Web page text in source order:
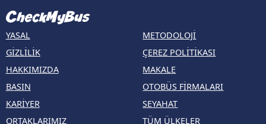
YASAL
GIZLILIK
HAKKIMIZDA
BASIN
KARIYER
ORTAKLARIMIZ
METODOLOJI
ÇEREZ POLITIKASI
MAKALE
OTOBÜS FIRMALARI
SEYAHAT
TÜM ÜLKELER